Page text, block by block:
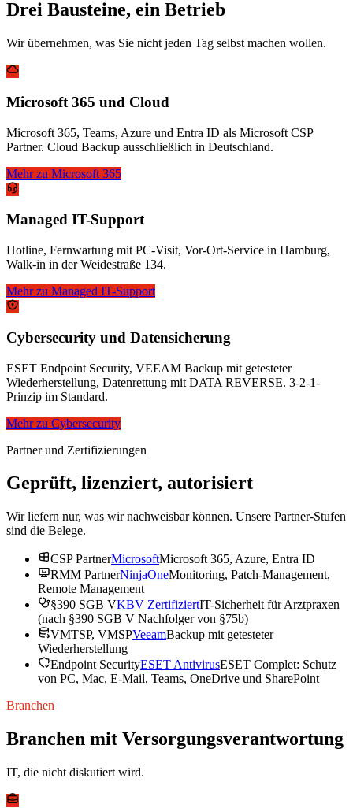
Drei Bausteine, ein Betrieb
Wir übernehmen, was Sie nicht jeden Tag selbst machen wollen.
Microsoft 365 und Cloud
Microsoft 365, Teams, Azure und Entra ID als Microsoft CSP
Partner. Cloud Backup ausschließlich in Deutschland.
Mehr zu Microsoft 365
Managed IT-Support
Hotline, Fernwartung mit PC-Visit, Vor-Ort-Service in Hamburg,
Walk-in in der Weidestraße 134.
Mehr zu Managed IT-Support
Cybersecurity und Datensicherung
ESET Endpoint Security, VEEAM Backup mit getesteter
Wiederherstellung, Datenrettung mit DATA REVERSE. 3-2-1-
Prinzip im Standard.
Mehr zu Cybersecurity
Partner und Zertifizierungen
Geprüft, lizenziert, autorisiert
Wir liefern nur, was wir nachweisbar können. Unsere Partner-Stufen
sind die Belege.
CSP PartnerMicrosoftMicrosoft 365, Azure, Entra ID
RMM PartnerNinjaOneMonitoring, Patch-Management,
Remote Management
§390 SGB VKBV ZertifiziertIT-Sicherheit für Arztpraxen
(nach §390 SGB V Nachfolger von §75b)
VMTSP, VMSPVeeamBackup mit getesteter
Wiederherstellung
Endpoint SecurityESET AntivirusESET Complet: Schutz
von PC, Mac, E-Mail, Teams, OneDrive und SharePoint
Branchen
Branchen mit Versorgungsverantwortung
IT, die nicht diskutiert wird.